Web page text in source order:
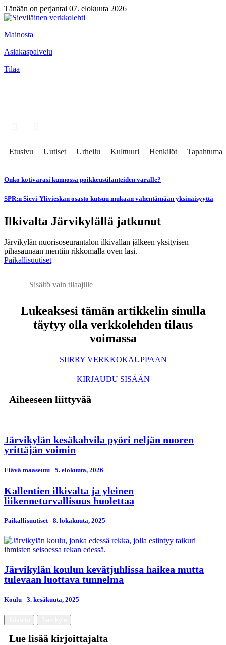
Tänään on perjantai 07. elokuuta 2026
Mainosta
Asiakaspalvelu
Tilaa
Etusivu Uutiset Urheilu Kulttuuri Henkilöt Tapahtumat
Onko kotivarasi kunnossa poikkeustilanteiden varalle?
SPR:n Sievi-Ylivieskan osasto kutsuu mukaan vähentämään yksinäisyyttä
Ilkivalta Järvikylällä jatkunut
Järvikylän nuorisoseurantalon ilkivallan jälkeen yksityisen
pihasaunaan mentiin rikkomalla oven lasi.
Paikallisuutiset
Sisältö vain tilaajille
Lukeaksesi tämän artikkelin sinulla
täytyy olla verkkolehden tilaus
voimassa
SIIRRY VERKKOKAUPPAAN
KIRJAUDU SISÄÄN
Aiheeseen liittyvää
Järvikylän kesäkahvila pyöri neljän nuoren
yrittäjän voimin
Elävä maaseutu 5. elokuuta, 2026
Kallentien ilkivalta ja yleinen
liikenneturvallisuus huolettaa
Paikallisuutiset 8. lokakuuta, 2025
Järvikylän koulun kevätjuhlissa haikea mutta
tulevaan luottava tunnelma
Koulu 3. kesäkuuta, 2025
Lue lisää kirjoittajalta